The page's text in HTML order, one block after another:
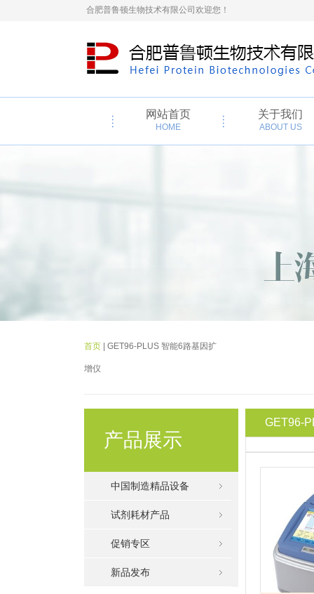
合肥普鲁顿生物技术有限公司欢迎您！
网站首页
HOME
关于我们
ABOUT US
首页 | GET96-PLUS 智能6路基因扩
增仪
产品展示
中国制造精品设备
试剂耗材产品
促销专区
新品发布
GET96-